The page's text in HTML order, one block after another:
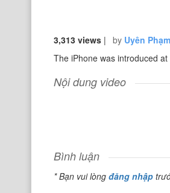
3,313 views | by Uyên Phạm
The iPhone was introduced
Nội dung video
Bình luận
* Bạn vui lòngđăng nhập